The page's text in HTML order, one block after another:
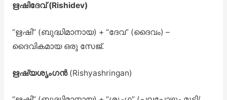
ഋഷിദേവ് (Rishidev)
“ഋഷി” (ബുദ്ധിമാനായ) + “ദേവ” (ദൈവം) –
ദൈവികമായ ഒരു സേജ്.
ഋഷ്യശൃംഗൻ(Rishyashringan)